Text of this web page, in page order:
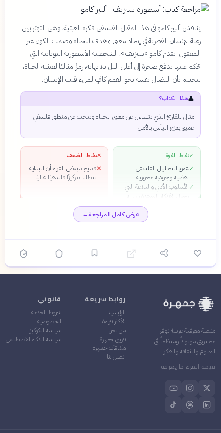
يناقش ألبير كامو في هذا المقال الفلسفي فكرة العبثية، وهي التوتر بين
رغبة الإنسان الفطرية في إيجاد معنى وهدف للحياة وصمت الكون غير
المعقول. يقدم كامو «سيزيف»، الشخصية الأسطورية اليونانية التي
حُكم عليها بدفع صخرة إلى أعلى التل بلا نهاية، رمزًا مثاليًا لعبثية الحياة،
ليختتم بأن النضال نفسه نحو القمم كافٍ لملء قلب الإنسان.
👤هذا الكتاب؟
مثالي للقارئ الذي يتساءل عن معنى الحياة ويبحث عن منظور فلسفي
عميق يمزج اليأس بالأمل.
✓نقاط القوة
✓عمق التحليل الفلسفي
لقضية وجودية محورية
✓الأسلوب الأدبي والبلاغة التي
تجعل الأفكار المعقدة سهلة
القدرة على إلهام القارئ
للتفكير في قيمة الوجود رغم
الفكر الفلسفي والأدبي
✕نقاط الضعف
✕قد يجد بعض القراء أن البداية
تتطلب تركيزًا فلسفيًا عاليًا
عرض كامل المراجعة←
منصة معرفية عربية توفر
محتوى موثوقاً ومنظماً في
العلوم والثقافة والفكر
قيمة المرء ما يعرفه
روابط سريعة
الرئيسية
الأكثر قراءة
من نحن
فريق جمهرة
مكافآت جمهرة
اتصل بنا
قانوني
شروط الخدمة
الخصوصية
سياسة الكوكيز
سياسة الذكاء الاصطناعي